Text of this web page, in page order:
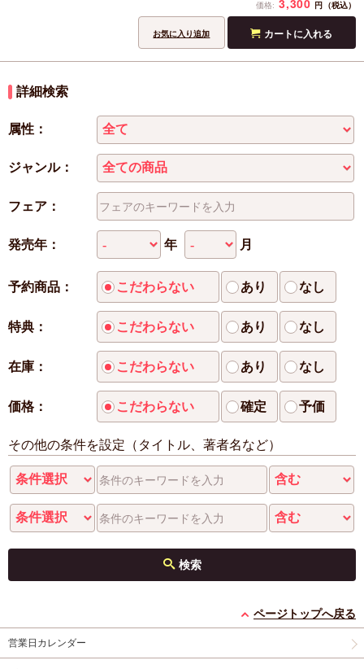
価格: 3,300 円 （税込）
カートに入れる
お気に入り追加
詳細検索
属性：
ジャンル：
フェア：
発売年： 年 月
予約商品： こだわらない あり なし
特典： こだわらない あり なし
在庫： こだわらない あり なし
価格： こだわらない 確定 予価
その他の条件を設定（タイトル、著者名など）
検索
ページトップへ戻る
営業日カレンダー